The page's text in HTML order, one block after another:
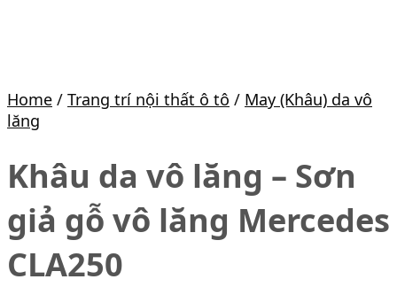
Home / Trang trí nội thất ô tô / May (Khâu) da vô
lăng
Khâu da vô lăng – Sơn
giả gỗ vô lăng Mercedes
CLA250